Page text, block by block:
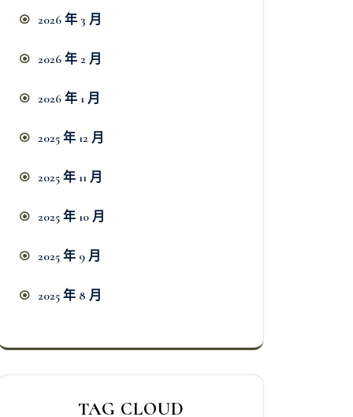
2026 年 3 月
2026 年 2 月
2026 年 1 月
2025 年 12 月
2025 年 11 月
2025 年 10 月
2025 年 9 月
2025 年 8 月
TAG CLOUD